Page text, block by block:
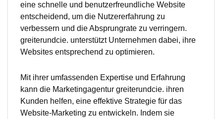
eine schnelle und benutzerfreundliche Website
entscheidend, um die Nutzererfahrung zu
verbessern und die Absprungrate zu verringern.
greiterundcie. unterstützt Unternehmen dabei, ihre
Websites entsprechend zu optimieren.
Mit ihrer umfassenden Expertise und Erfahrung
kann die Marketingagentur greiterundcie. ihren
Kunden helfen, eine effektive Strategie für das
Website-Marketing zu entwickeln. Indem sie